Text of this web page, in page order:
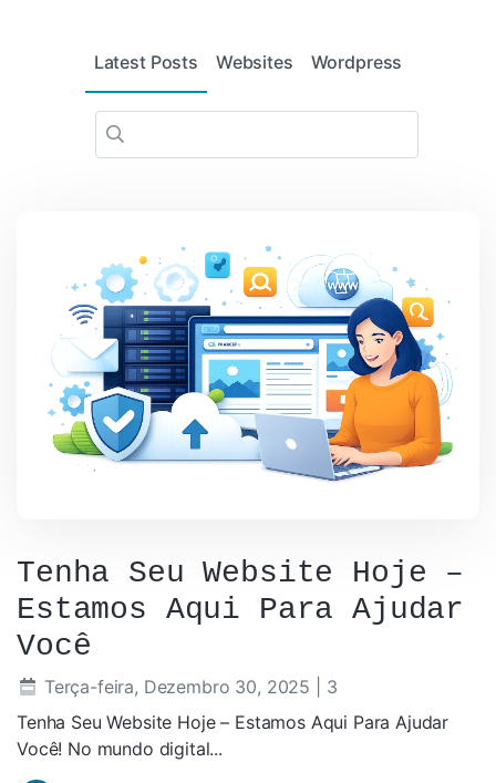
Latest Posts Websites Wordpress
Tenha Seu Website Hoje –
Estamos Aqui Para Ajudar
Você
Terça-feira, Dezembro 30, 2025
| 3
Tenha Seu Website Hoje – Estamos Aqui Para Ajudar
Você! No mundo digital...